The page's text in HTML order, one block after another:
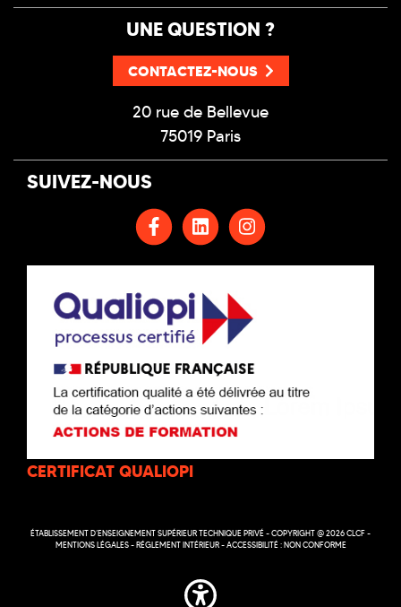
UNE QUESTION ?
CONTACTEZ-NOUS
20 rue de Bellevue
75019 Paris
SUIVEZ-NOUS
CERTIFICAT QUALIOPI
ÉTABLISSEMENT D’ENSEIGNEMENT SUPÉRIEUR TECHNIQUE PRIVÉ - COPYRIGHT @ 2026 CLCF -
MENTIONS LÉGALES- RÉGLEMENT INTÉRIEUR-ACCESSIBILITÉ : NON CONFORME